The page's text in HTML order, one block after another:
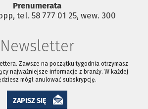
Prenumerata
tel. 58 777 01 25, wew. 300
Newsletter
Zawsze na początku tygodnia otrzymasz
najważniejsze informacje z branży. W każdej
mógł anulować subskrypcję.
ZAPISZ SIĘ